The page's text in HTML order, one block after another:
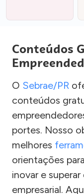
Conteúdos
O Sebrae/PR
conteúdos
portes. Nosso
melhores
orientações
inovar e
empresarial.